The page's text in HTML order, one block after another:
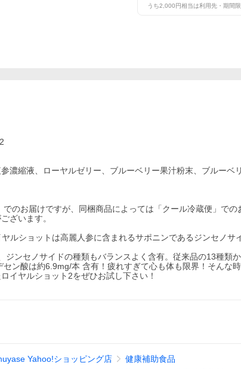
うち2,000円相当は利用先・期間
濃縮液、ローヤルゼリー、ブルーベリー果汁粉末、ブルーベ
でのお届けですが、同梱商品によっては「クール冷蔵便」で
ざいます。
ルショットは高麗人参に含まれるサポニンであるジンセノ
ンセノサイドの種類もバランスよく含有。従来品の13種類
ン酸は約6.9mg/本 含有！疲れすぎて心も体も限界！そんな
イヤルショット2をぜひお試し下さい！
Yahoo!ショッピング店
健康補助食品